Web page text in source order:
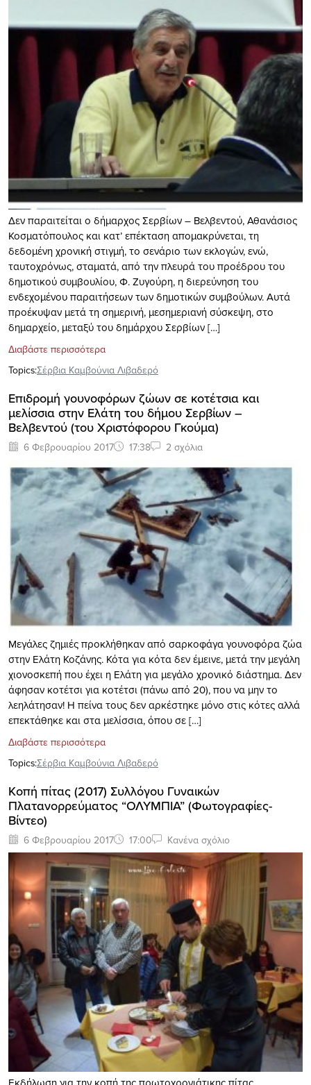
Δεν παραιτείται ο δήμαρχος Σερβίων – Βελβεντού, Αθανάσιος
Κοσματόπουλος και κατ’ επέκταση απομακρύνεται, τη
δεδομένη χρονική στιγμή, το σενάριο των εκλογών, ενώ,
ταυτοχρόνως, σταματά, από την πλευρά του προέδρου του
δημοτικού συμβουλίου, Φ. Ζυγούρη, η διερεύνηση του
ενδεχομένου παραιτήσεων των δημοτικών συμβούλων. Αυτά
προέκυψαν μετά τη σημερινή, μεσημεριανή σύσκεψη, στο
δημαρχείο, μεταξύ του δημάρχου Σερβίων […]
Διαβάστε περισσότερα
Topics:Σέρβια Καμβούνια Λιβαδερό
Επιδρομή γουνοφόρων ζώων σε κοτέτσια και
μελίσσια στην Ελάτη του δήμου Σερβίων –
Βελβεντού (του Χριστόφορου Γκούμα)
6 Φεβρουαρίου 2017 17:38 2 σχόλια
Μεγάλες ζημιές προκλήθηκαν από σαρκοφάγα γουνοφόρα ζώα
στην Ελάτη Κοζάνης. Κότα για κότα δεν έμεινε, μετά την μεγάλη
χιονοσκεπή που έχει η Ελάτη για μεγάλο χρονικό διάστημα. Δεν
άφησαν κοτέτσι για κοτέτσι (πάνω από 20), που να μην το
λεηλάτησαν! Η πείνα τους δεν αρκέστηκε μόνο στις κότες αλλά
επεκτάθηκε και στα μελίσσια, όπου σε […]
Διαβάστε περισσότερα
Topics:Σέρβια Καμβούνια Λιβαδερό
Kοπή πίτας (2017) Συλλόγου Γυναικών
Πλατανορρεύματος “ΟΛΥΜΠΙΑ” (Φωτογραφίες-
Βίντεο)
6 Φεβρουαρίου 2017 17:00 Κανένα σχόλιο